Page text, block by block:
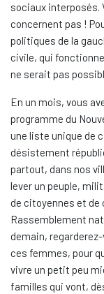
sociaux interposés.
concernent pas !
politiques de la
civile, qui
ne serait pas
En un mois, vous
programme du
une liste unique de
désistement
partout, dans nos
lever un peuple,
de citoyennes et de
Rassemblement
demain,
ces femmes, pour
vivre un petit peu
familles qui vont,